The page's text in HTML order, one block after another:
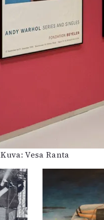
Kuva: Vesa Ranta